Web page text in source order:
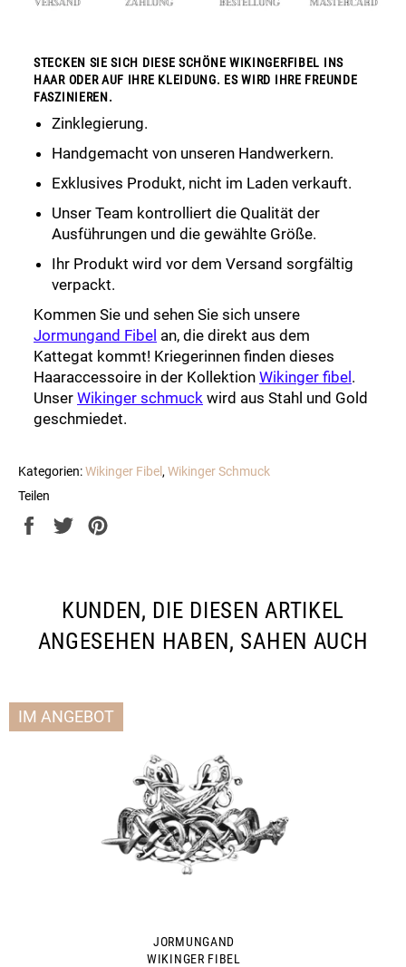
STECKEN SIE SICH DIESE SCHÖNE WIKINGERFIBEL INS
HAAR ODER AUF IHRE KLEIDUNG. ES WIRD IHRE FREUNDE
FASZINIEREN.
Zinklegierung.
Handgemacht von unseren Handwerkern.
Exklusives Produkt, nicht im Laden verkauft.
Unser Team kontrolliert die Qualität der
Ausführungen und die gewählte Größe.
Ihr Produkt wird vor dem Versand sorgfältig
verpackt.
Kommen Sie und sehen Sie sich unsere
Jormungand Fibel an, die direkt aus dem
Kattegat kommt! Kriegerinnen finden dieses
Haaraccessoire in der Kollektion Wikinger fibel .
Unser Wikinger schmuck wird aus Stahl und Gold
geschmiedet.
Kategorien:Wikinger Fibel,Wikinger Schmuck
Teilen
Auf
Auf
KUNDEN, DIE DIESEN ARTIKEL
ANGESEHEN HABEN, SAHEN AUCH
JORMUNGAND
WIKINGER FIBEL
IM ANGEBOT